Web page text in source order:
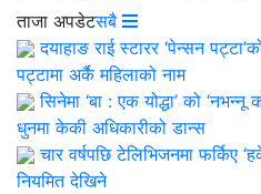
ताजा अपडेटसबै
दयाहाङ राई स्टारर ‘पेन्सन
पट्टामा अर्कै महिलाको नाम
सिनेमा ‘बा : एक योद्धा’ को
धुनमा केकी अधिकारीको डान्स
चार वर्षपछि टेलिभिजनमा फर्किए
नियमित देखिने